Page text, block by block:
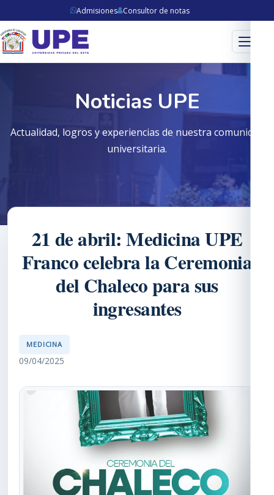
Admisiones Consultor de notas
Menú
Noticias UPE
Actualidad, logros y experiencias de nuestra comunidad
universitaria.
21 de abril: Medicina UPE
Franco celebra la Ceremonia
del Chaleco para sus
ingresantes
MEDICINA
09/04/2025